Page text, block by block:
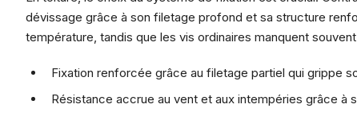
dévissage grâce à son filetage profond et sa structure
température, tandis que les vis ordinaires manquent
Fixation renforcée grâce au filetage partiel qui grippe
Résistance accrue au vent et aux intempéries grâce à